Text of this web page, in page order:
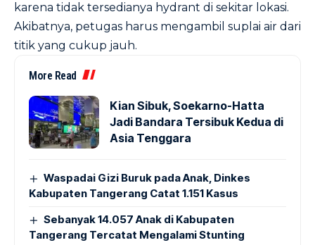
karena tidak tersedianya hydrant di sekitar lokasi.
Akibatnya, petugas harus mengambil suplai air dari
titik yang cukup jauh.
More Read
Kian Sibuk, Soekarno-Hatta
Jadi Bandara Tersibuk Kedua di
Asia Tenggara
Waspadai Gizi Buruk pada Anak, Dinkes
Kabupaten Tangerang Catat 1.151 Kasus
Sebanyak 14.057 Anak di Kabupaten
Tangerang Tercatat Mengalami Stunting